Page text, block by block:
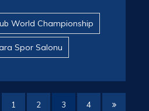
World Championship
Spor Salonu
1 2 3 4